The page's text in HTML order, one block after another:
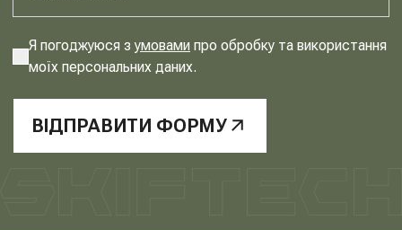
Я погоджуюся з умовами про обробку та використання
моїх персональних даних.
ВІДПРАВИТИ ФОРМУ